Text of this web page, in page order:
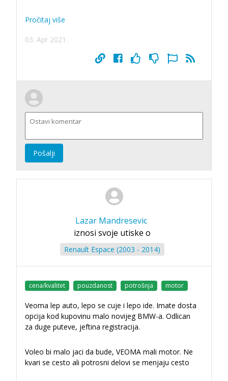
Pročitaj više
03. Apr 2021.
Pošalji
Lazar Mandresevic
iznosi svoje utiske o
Renault Espace (2003 - 2014)
cena/kvalitet pouzdanost potrošnja motor
Veoma lep auto, lepo se cuje i lepo ide. Imate dosta
opcija kod kupovinu malo novijeg BMW-a. Odlican
za duge puteve, jeftina registracija.
Voleo bi malo jaci da bude, VEOMA mali motor. Ne
kvari se cesto ali potrosni delovi se menjaju cesto